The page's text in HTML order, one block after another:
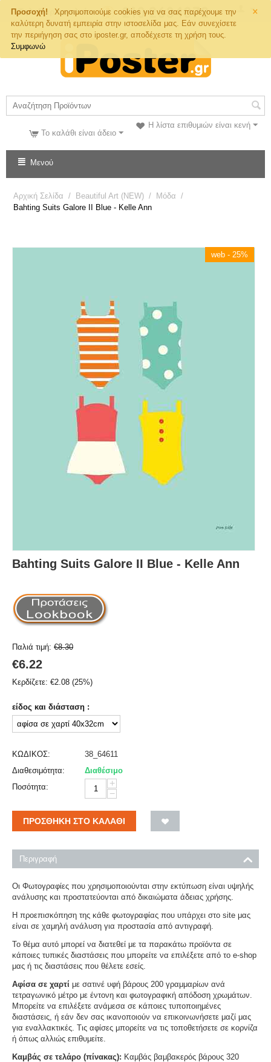
×
Προσοχή!
Χρησιμοποιούμε cookies για να σας παρέχουμε την
καλύτερη δυνατή εμπειρία στην ιστοσελίδα μας. Εάν συνεχίσετε
την περιήγηση σας στο iposter.gr, αποδέχεστε τη χρήση τους.
Συμφωνώ
Τηλ. Παραγγελιών
Η λίστα επιθυμιών είναι κενή
Το καλάθι είναι άδειο
Μενού
Αρχική Σελίδα / Beautiful Art (NEW) / Μόδα /
Bahting Suits Galore II Blue - Kelle Ann
web - 25%
Bahting Suits Galore II Blue - Kelle Ann
Παλιά τιμή: €8.30
€6.22
Κερδίζετε: €2.08 (25%)
είδος και διάσταση :
ΚΩΔΙΚΟΣ:
38_64611
Διαθεσιμότητα:
Διαθέσιμο
Ποσότητα:
+
−
ΠΡΟΣΘΉΚΗ ΣΤΟ ΚΑΛΆΘΙ
Περιγραφή
Οι Φωτογραφίες που χρησιμοποιούνται στην εκτύπωση είναι υψηλής
ανάλυσης και προστατεύονται από δικαιώματα άδειας χρήσης.
Η προεπισκόπηση της κάθε φωτογραφίας που υπάρχει στο site μας
είναι σε χαμηλή ανάλυση για προστασία από αντιγραφή.
Το θέμα αυτό μπορεί να διατεθεί με τα παρακάτω προϊόντα σε
κάποιες τυπικές διαστάσεις που μπορείτε να επιλέξετε από το e-shop
μας ή τις διαστάσεις που θέλετε εσείς.
Αφίσα σε χαρτί με σατινέ υφή βάρους 200 γραμμαρίων ανά
τετραγωνικό μέτρο με έντονη και φωτογραφική απόδοση χρωμάτων.
Μπορείτε να επιλέξετε ανάμεσα σε κάποιες τυποποιημένες
διαστάσεις, ή εάν δεν σας ικανοποιούν να επικοινωνήσετε μαζί μας
για εναλλακτικές. Τις αφίσες μπορείτε να τις τοποθετήσετε σε κορνίζα
ή όπως αλλιώς επιθυμείτε.
Καμβάς σε τελάρο (πίνακας): Καμβάς βαμβακερός βάρους 320